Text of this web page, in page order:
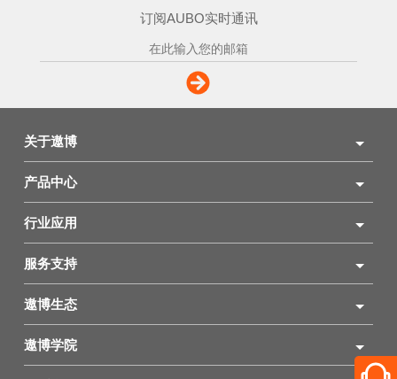
订阅AUBO实时通讯
关于遨博
产品中心
行业应用
服务支持
遨博生态
遨博学院